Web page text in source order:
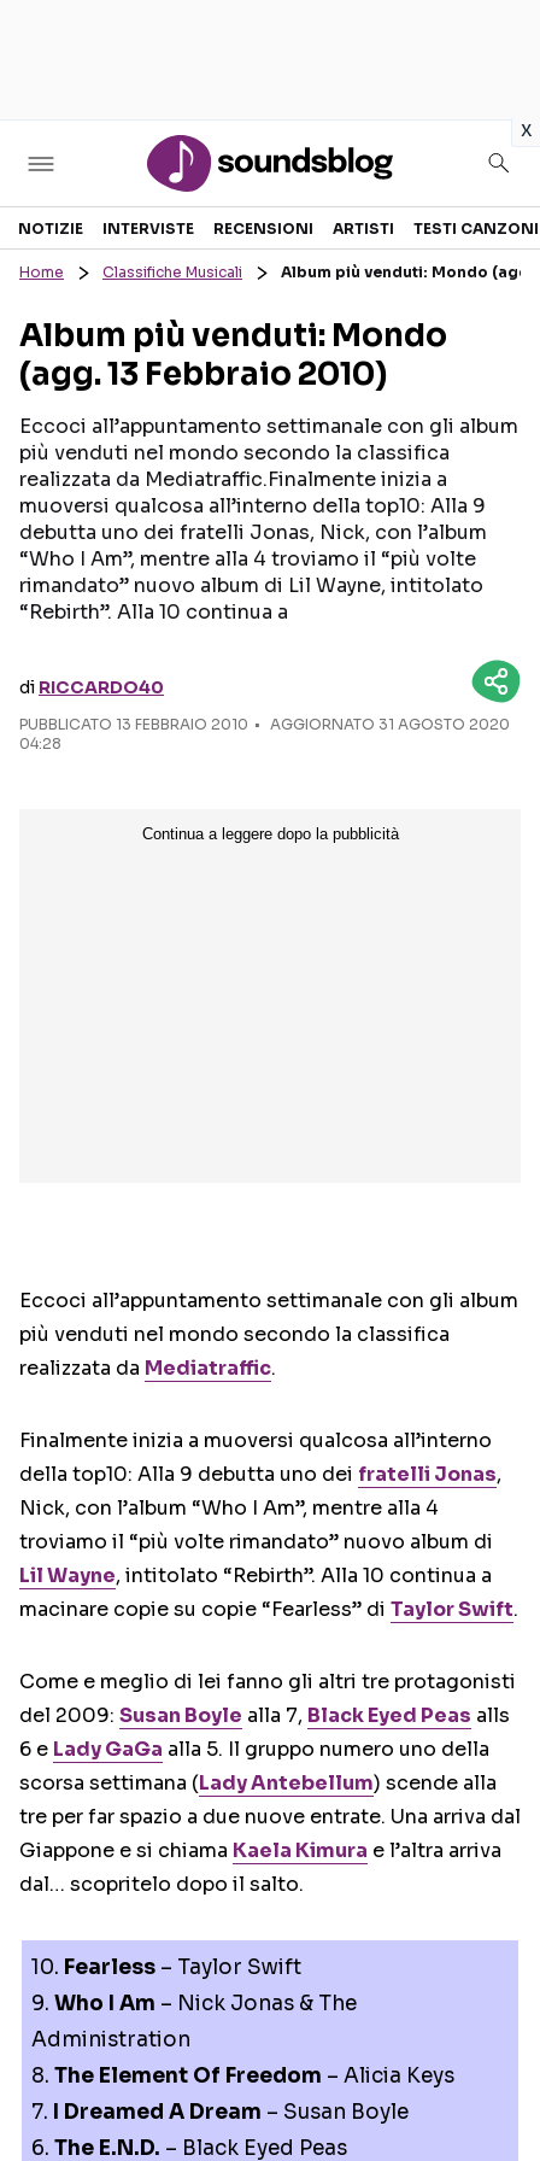
x
Sezioni
RECENSIONI MUSICALI
INTERVISTE
GOSSIP E CURIOSITÀ
TESTI CANZONI
TOUR ED EVENTI
TALENT SHOW
Seguici sui social
NOTIZIE INTERVISTE RECENSIONI ARTISTI TESTI CANZONI
Home Classifiche Musicali Album più venduti: Mondo (agg.
Album più venduti: Mondo
(agg. 13 Febbraio 2010)
Eccoci all’appuntamento settimanale con gli album
più venduti nel mondo secondo la classifica
realizzata da Mediatraffic.Finalmente inizia a
muoversi qualcosa all’interno della top10: Alla 9
debutta uno dei fratelli Jonas, Nick, con l’album
“Who I Am”, mentre alla 4 troviamo il “più volte
rimandato” nuovo album di Lil Wayne, intitolato
“Rebirth”. Alla 10 continua a
di RICCARDO40
PUBBLICATO 13 FEBBRAIO 2010
AGGIORNATO 31 AGOSTO 2020
04:28
Eccoci all’appuntamento settimanale con gli album
più venduti nel mondo secondo la classifica
realizzata da Mediatraffic.
Finalmente inizia a muoversi qualcosa all’interno
della top10: Alla 9 debutta uno dei fratelli Jonas,
Nick, con l’album “Who I Am”, mentre alla 4
troviamo il “più volte rimandato” nuovo album di
Lil Wayne, intitolato “Rebirth”. Alla 10 continua a
macinare copie su copie “Fearless” di Taylor Swift.
Come e meglio di lei fanno gli altri tre protagonisti
del 2009: Susan Boyle alla 7, Black Eyed Peas alls
6 e Lady GaGa alla 5. Il gruppo numero uno della
scorsa settimana (Lady Antebellum) scende alla
tre per far spazio a due nuove entrate. Una arriva dal
Giappone e si chiama Kaela Kimura e l’altra arriva
dal… scopritelo dopo il salto.
10. Fearless – Taylor Swift
9. Who I Am – Nick Jonas & The
Administration
8. The Element Of Freedom – Alicia Keys
7.
I Dreamed A Dream – Susan Boyle
6. The E.N.D. – Black Eyed Peas